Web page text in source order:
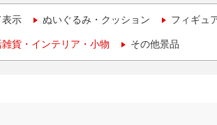
表示 ぬいぐるみ・クッション フィギュ
貨・インテリア・小物 その他景品